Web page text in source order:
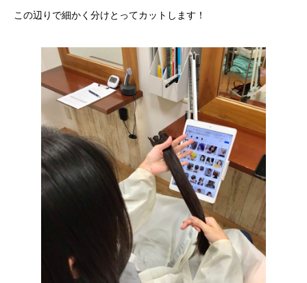
この辺りで細かく分けとってカットします！